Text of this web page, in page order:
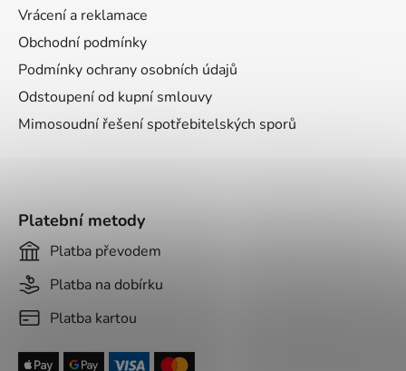
Vrácení a reklamace
Obchodní podmínky
Podmínky ochrany osobních údajů
Odstoupení od kupní smlouvy
Mimosoudní řešení spotřebitelských sporů
Platební metody
Platba převodem
Platba na dobírku
Platba kartou